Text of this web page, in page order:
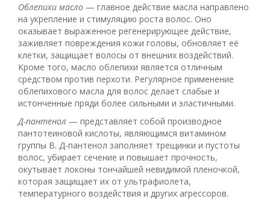
Облепихи масло — главное действие масла направлено
на укрепление и стимуляцию роста волос. Оно
оказывает выраженное регенерирующее действие,
заживляет повреждения кожи головы, обновляет её
клетки, защищает волосы от внешних воздействий.
Кроме того, масло облепихи является отличным
средством против перхоти. Регулярное применение
облепихового масла для волос делает слабые и
истонченные пряди более сильными и эластичными.
Д-пантенол — представляет собой производное
пантотеиновой кислоты, являющимся витамином
группы В. Д-пантенол заполняет трещинки и пустоты
волос, убирает сечение и повышает прочность,
окутывает локоны тончайшей невидимой пленочкой,
которая защищает их от ультрафиолета,
температурного воздействия и других агрессоров.